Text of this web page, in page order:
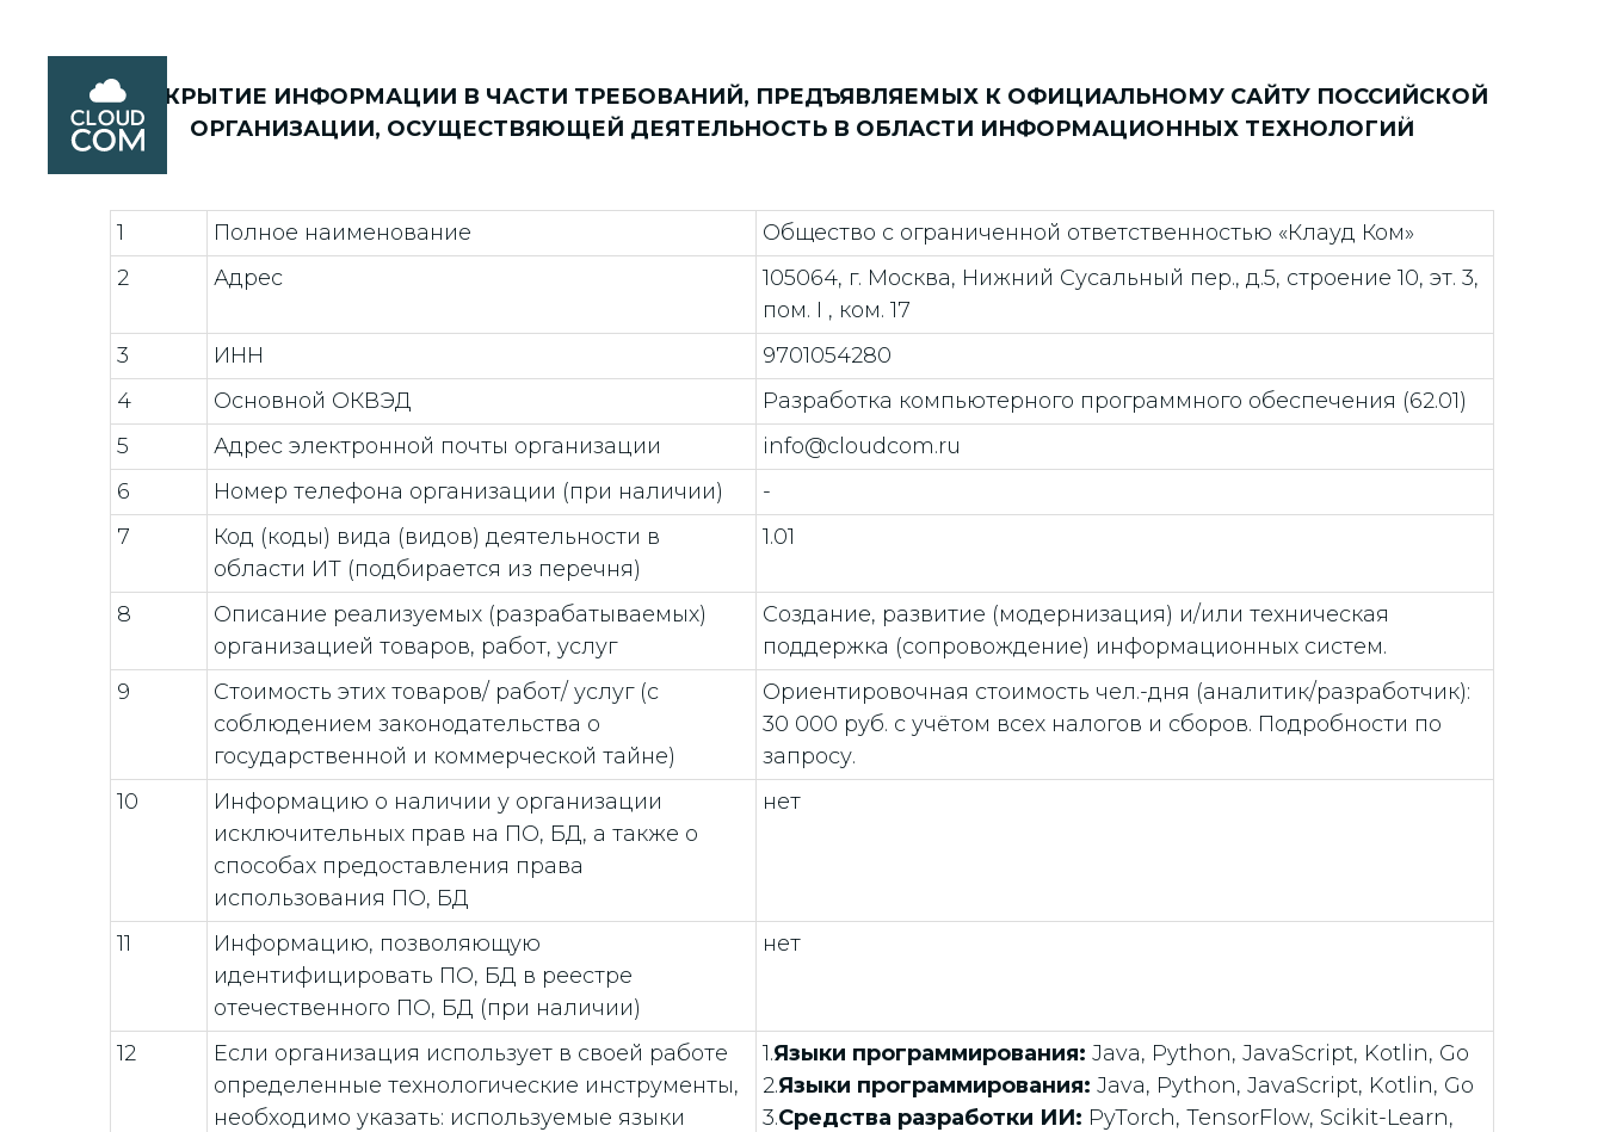
Клиентам
РАСКРЫТИЕ ИНФОРМАЦИИ В ЧАСТИ ТРЕБОВАНИЙ, ПРЕДЪЯВЛЯЕМЫХ К ОФИЦИАЛЬНОМУ САЙТУ ПОССИЙСКОЙ
ОРГАНИЗАЦИИ, ОСУЩЕСТВЯЮЩЕЙ ДЕЯТЕЛЬНОСТЬ В ОБЛАСТИ ИНФОРМАЦИОННЫХ ТЕХНОЛОГИЙ
1 Полное наименование
Общество с ограниченной ответственностью «Клауд Ком»
2
Адрес
105064, г. Москва, Нижний Сусальный пер., д.5, строение 10, эт. 3,
пом. I , ком. 17
3
ИНН
9701054280
4
Основной ОКВЭД
Разработка компьютерного программного обеспечения (62.01)
5
Адрес электронной почты организации
info@cloudcom.ru
6
Номер телефона организации (при наличии)
-
7
Код (коды) вида (видов) деятельности в
области ИТ (подбирается из перечня)
1.01
8
Описание реализуемых (разрабатываемых)
организацией товаров, работ, услуг
Создание, развитие (модернизация) и/или техническая
поддержка (сопровождение) информационных систем.
9
Стоимость этих товаров/ работ/ услуг (с
соблюдением законодательства о
государственной и коммерческой тайне)
Ориентировочная стоимость чел.-дня (аналитик/разработчик):
30 000 руб. с учётом всех налогов и сборов. Подробности по
запросу.
10
Информацию о наличии у организации
исключительных прав на ПО, БД, а также о
способах предоставления права
использования ПО, БД
нет
11
Информацию, позволяющую
идентифицировать ПО, БД в реестре
отечественного ПО, БД (при наличии)
нет
12
Если организация использует в своей работе
определенные технологические инструменты,
необходимо указать: используемые языки
1.Языки программирования: Java, Python, JavaScript, Kotlin, Go
2.Языки программирования: Java, Python, JavaScript, Kotlin, Go
3.Средства разработки ИИ: PyTorch, TensorFlow, Scikit-Learn,